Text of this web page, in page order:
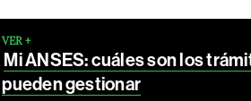
VER +
Mi ANSES: cuáles son los
pueden gestionar